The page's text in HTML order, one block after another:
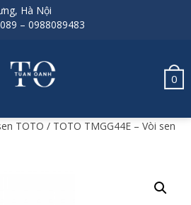
Hà Nội
– 0988089483
0
TOTO / TOTO TMGG44E – Vòi sen